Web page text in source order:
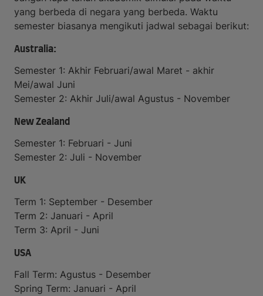
yang berbeda di negara yang berbeda. Waktu
semester biasanya mengikuti jadwal sebagai berikut:
Australia:
Semester 1: Akhir Februari/awal Maret - akhir
Mei/awal Juni
Semester 2: Akhir Juli/awal Agustus - November
New Zealand
Semester 1: Februari - Juni
Semester 2: Juli - November
UK
Term 1: September - Desember
Term 2: Januari - April
Term 3: April - Juni
USA
Fall Term: Agustus - Desember
Spring Term: Januari - April